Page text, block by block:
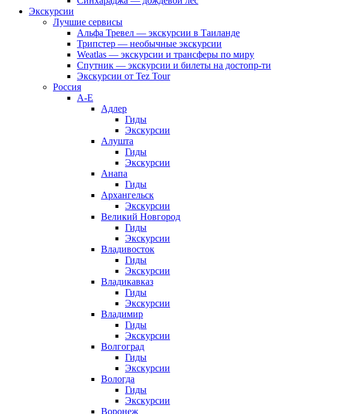
Экскурсии
Лучшие сервисы
Альфа Тревел — экскурсии в Таиланде
Трипстер — необычные экскурсии
Weatlas — экскурсии и трансферы по миру
Спутник — экскурсии и билеты на достопр-ти
Экскурсии от Tez Tour
Россия
А-Е
Адлер
Гиды
Экскурсии
Алушта
Гиды
Экскурсии
Анапа
Гиды
Архангельск
Экскурсии
Великий Новгород
Гиды
Экскурсии
Владивосток
Гиды
Экскурсии
Владикавказ
Гиды
Экскурсии
Владимир
Гиды
Экскурсии
Волгоград
Гиды
Экскурсии
Вологда
Гиды
Экскурсии
Воронеж